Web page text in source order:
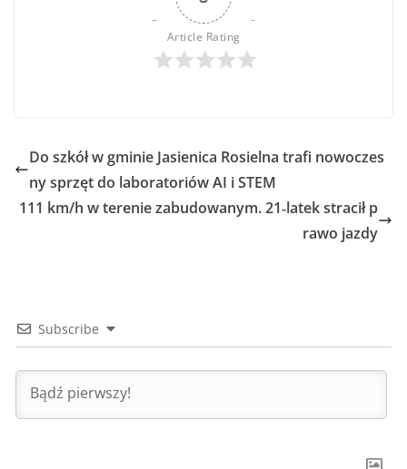
Article Rating
Do szkół w gminie Jasienica Rosielna trafi nowoczes
ny sprzęt do laboratoriów AI i STEM
111 km/h w terenie zabudowanym. 21‑latek stracił p
rawo jazdy
Subscribe